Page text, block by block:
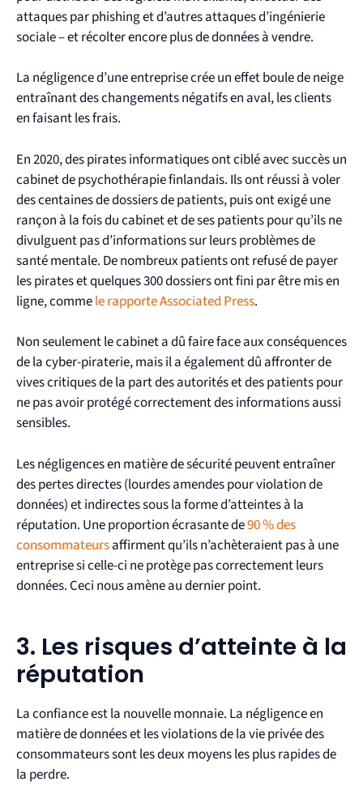
attaques par phishing et d’autres attaques d’ingénierie
sociale – et récolter encore plus de données à vendre.
La négligence d’une entreprise crée un effet boule de neige
entraînant des changements négatifs en aval, les clients
en faisant les frais.
En 2020, des pirates informatiques ont ciblé avec succès un
cabinet de psychothérapie finlandais. Ils ont réussi à voler
des centaines de dossiers de patients, puis ont exigé une
rançon à la fois du cabinet et de ses patients pour qu’ils ne
divulguent pas d’informations sur leurs problèmes de
santé mentale. De nombreux patients ont refusé de payer
les pirates et quelques 300 dossiers ont fini par être mis en
ligne, commele rapporte Associated Press.
Non seulement le cabinet a dû faire face aux conséquences
de la cyber-piraterie, mais il a également dû affronter de
vives critiques de la part des autorités et des patients pour
ne pas avoir protégé correctement des informations aussi
sensibles.
Les négligences en matière de sécurité peuvent entraîner
des pertes directes (lourdes amendes pour violation de
données) et indirectes sous la forme d’atteintes à la
réputation. Une proportion écrasante de90 % des
consommateursaffirment qu’ils n’achèteraient pas à une
entreprise si celle-ci ne protège pas correctement leurs
données. Ceci nous amène au dernier point.
3. Les risques d’atteinte à la
réputation
La confiance est la nouvelle monnaie. La négligence en
matière de données et les violations de la vie privée des
consommateurs sont les deux moyens les plus rapides de
la perdre.